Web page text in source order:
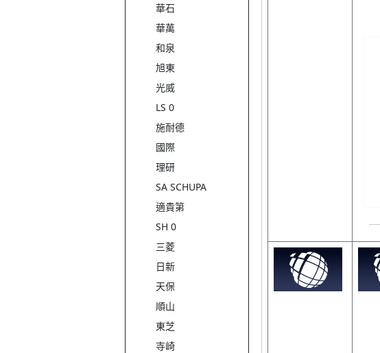
華石
華萬
和泉
旭東
光威
LS 0
施耐德
國際
理研
SA SCHUPA
適貴第
SH 0
三菱
日新
天保
順山
東芝
寺崎